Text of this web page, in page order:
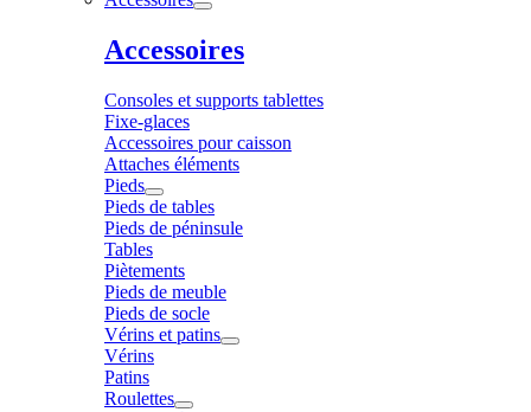
Accessoires
Consoles et supports tablettes
Fixe-glaces
Accessoires pour caisson
Attaches éléments
Pieds
Pieds de tables
Pieds de péninsule
Tables
Piètements
Pieds de meuble
Pieds de socle
Vérins et patins
Vérins
Patins
Roulettes